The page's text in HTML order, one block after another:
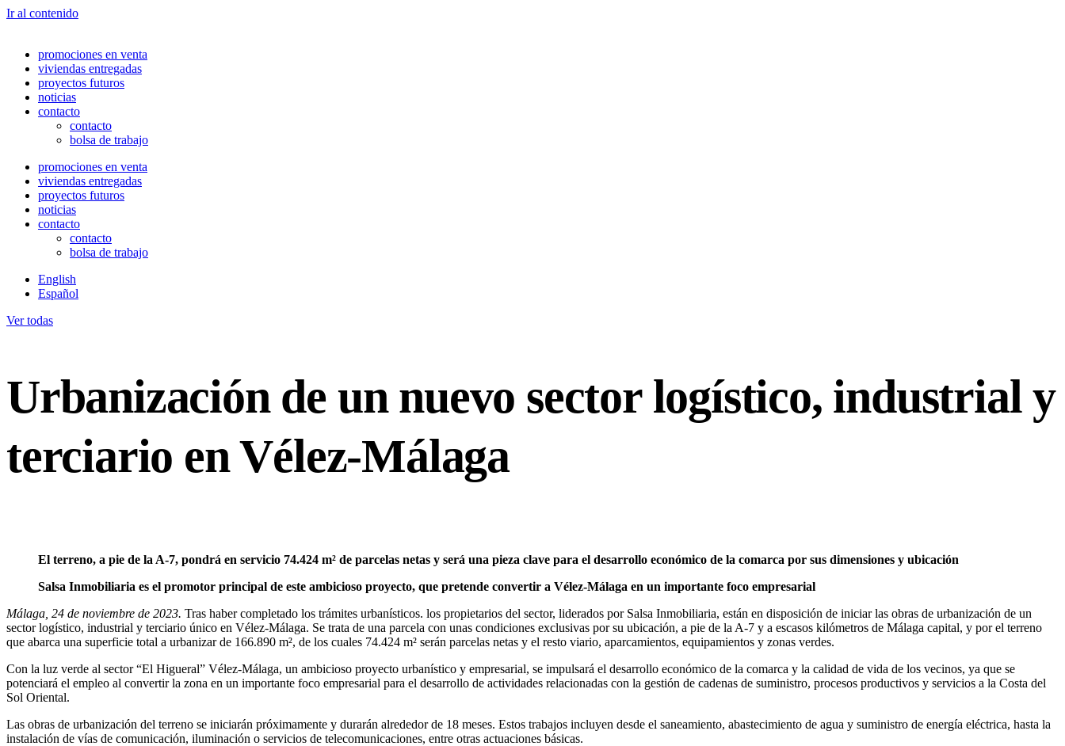
Ir al contenido
promociones en venta
viviendas entregadas
proyectos futuros
noticias
contacto
contacto
bolsa de trabajo
promociones en venta
viviendas entregadas
proyectos futuros
noticias
contacto
contacto
bolsa de trabajo
English
Español
Ver todas
Urbanización de un nuevo sector logístico, industrial y
terciario en Vélez-Málaga
El terreno, a pie de la A-7, pondrá en servicio 74.424 m² de parcelas netas y será una pieza clave para el desarrollo económico de la comarca por sus dimensiones y ubicación
Salsa Inmobiliaria es el promotor principal de este ambicioso proyecto, que pretende convertir a Vélez-Málaga en un importante foco empresarial
Málaga, 24 de noviembre de 2023. Tras haber completado los trámites urbanísticos. los propietarios del sector, liderados por Salsa Inmobiliaria, están en disposición de iniciar las obras de urbanización de un
sector logístico, industrial y terciario único en Vélez-Málaga. Se trata de una parcela con unas condiciones exclusivas por su ubicación, a pie de la A-7 y a escasos kilómetros de Málaga capital, y por el terreno
que abarca una superficie total a urbanizar de 166.890 m², de los cuales 74.424 m² serán parcelas netas y el resto viario, aparcamientos, equipamientos y zonas verdes.
Con la luz verde al sector “El Higueral” Vélez-Málaga, un ambicioso proyecto urbanístico y empresarial, se impulsará el desarrollo económico de la comarca y la calidad de vida de los vecinos, ya que se
potenciará el empleo al convertir la zona en un importante foco empresarial para el desarrollo de actividades relacionadas con la gestión de cadenas de suministro, procesos productivos y servicios a la Costa del
Sol Oriental.
Las obras de urbanización del terreno se iniciarán próximamente y durarán alrededor de 18 meses. Estos trabajos incluyen desde el saneamiento, abastecimiento de agua y suministro de energía eléctrica, hasta la
instalación de vías de comunicación, iluminación o servicios de telecomunicaciones, entre otras actuaciones básicas.